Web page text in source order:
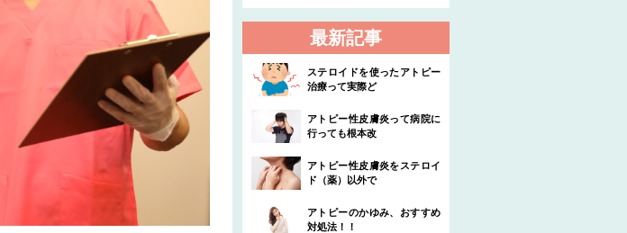
最新記事
ステロイドを使ったアトピー
治療って実際ど
アトピー性皮膚炎って病院に
行っても根本改
アトピー性皮膚炎をステロイ
ド（薬）以外で
アトピーのかゆみ、おすすめ
対処法！！